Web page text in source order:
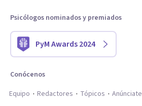
Psicólogos nominados y premiados
PyM Awards 2024
Conócenos
Equipo
Redactores Tópicos Anúnciate